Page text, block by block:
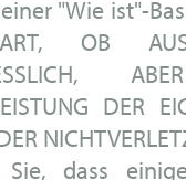
"Wie ist"-
OB
DER
Sie, dass